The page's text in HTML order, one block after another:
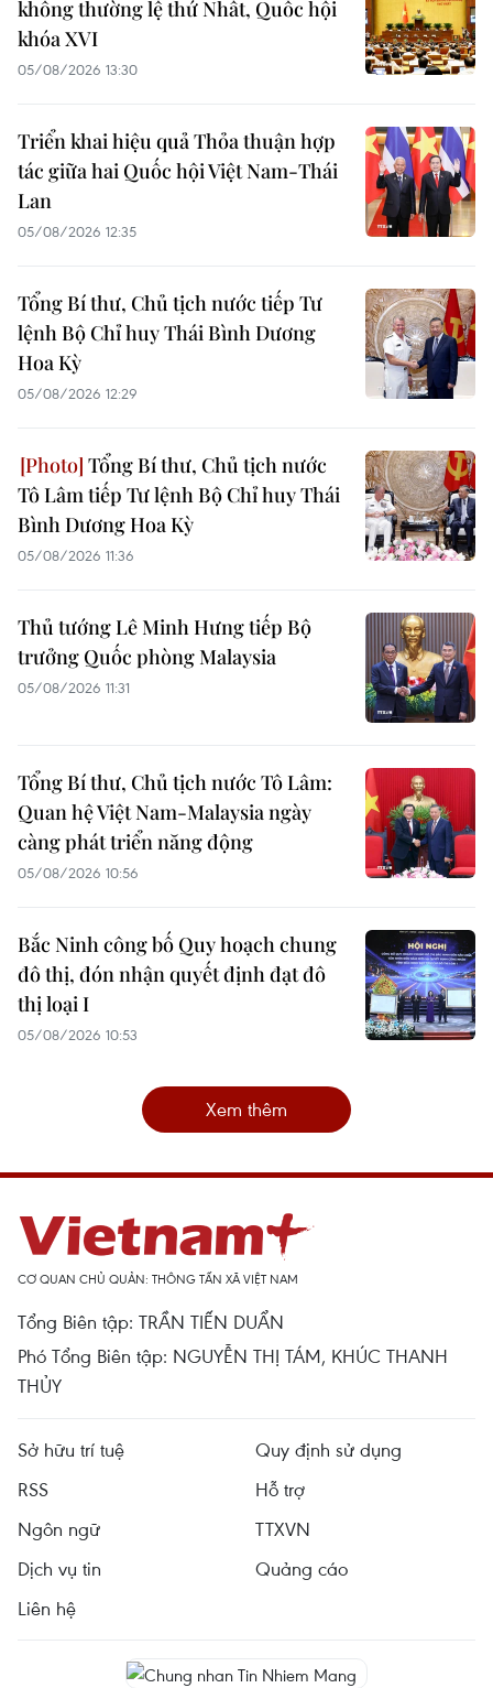
không thường lệ thứ Nhất, Quốc hội
khóa XVI
05/08/2026 13:30
Triển khai hiệu quả Thỏa thuận hợp
tác giữa hai Quốc hội Việt Nam-Thái
Lan
05/08/2026 12:35
Tổng Bí thư, Chủ tịch nước tiếp Tư
lệnh Bộ Chỉ huy Thái Bình Dương
Hoa Kỳ
05/08/2026 12:29
Tổng Bí thư, Chủ tịch nước
Tô Lâm tiếp Tư lệnh Bộ Chỉ huy Thái
Bình Dương Hoa Kỳ
05/08/2026 11:36
Thủ tướng Lê Minh Hưng tiếp Bộ
trưởng Quốc phòng Malaysia
05/08/2026 11:31
Tổng Bí thư, Chủ tịch nước Tô Lâm:
Quan hệ Việt Nam-Malaysia ngày
càng phát triển năng động
05/08/2026 10:56
Bắc Ninh công bố Quy hoạch chung
đô thị, đón nhận quyết định đạt đô
thị loại I
05/08/2026 10:53
Xem thêm
CƠ QUAN CHỦ QUẢN: THÔNG TẤN XÃ VIỆT NAM
Tổng Biên tập: TRẦN TIẾN DUẨN
Phó Tổng Biên tập: NGUYỄN THỊ TÁM, KHÚC THANH
THỦY
Sở hữu trí tuệ
Quy định sử dụng
RSS
Hỗ trợ
Ngôn ngữ
TTXVN
Dịch vụ tin
Quảng cáo
Liên hệ